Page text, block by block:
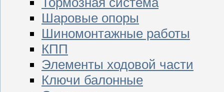
Шаровые опоры
Шиномонтажные работы
КПП
Элементы ходовой части
Ключи балонные